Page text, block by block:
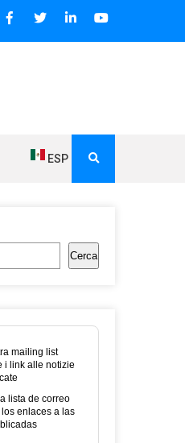
DIFFONDE NOTIZIE SUI
ESP
Cerca
mailing list
i link alle notizie
lista de correo
enlaces a las